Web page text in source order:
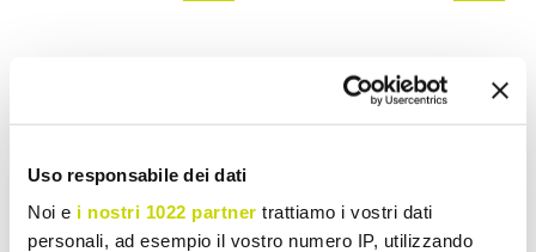
Uso responsabile dei dati
Noi e i nostri 1022 partner trattiamo i vostri dati
personali, ad esempio il vostro numero IP, utilizzando